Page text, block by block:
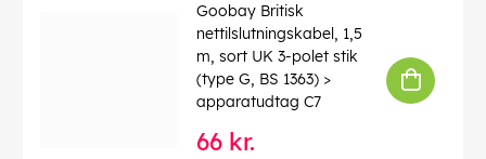
Goobay Britisk
nettilslutningskabel, 1,5
m, sort UK 3-polet stik
(type G, BS 1363) >
apparatudtag C7
66 kr.